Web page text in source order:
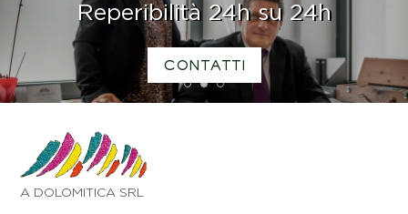
1 2 3
Reperibilità 24h su 24h
CONTATTI
A DOLOMITICA SRL